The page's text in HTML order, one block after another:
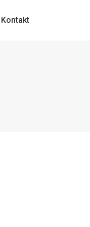
Kontakt
Kontakt